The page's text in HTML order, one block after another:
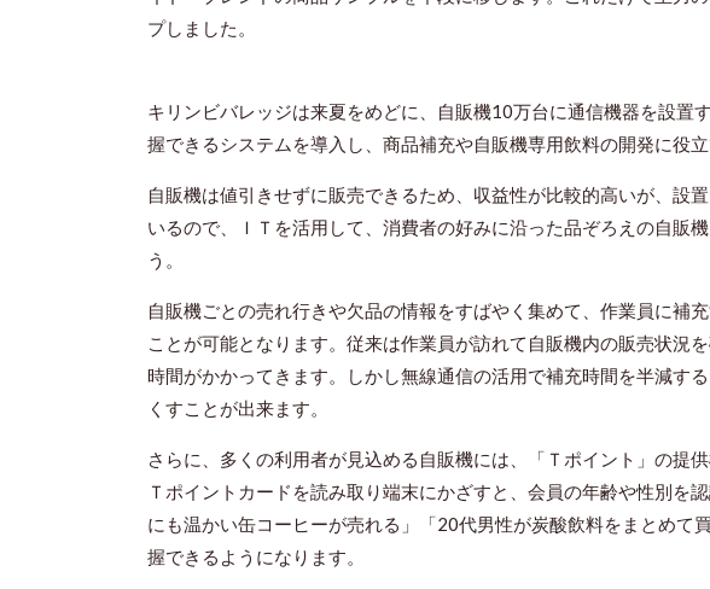
プしました。
キリンビバレッジは来夏をめどに、自販機10万台に通信機器を設置
握できるシステムを導入し、商品補充や自販機専用飲料の開発に役立
自販機は値引きせずに販売できるため、収益性が比較的高いが、設
いるので、ＩＴを活用して、消費者の好みに沿った品ぞろえの自販
う。
自販機ごとの売れ行きや欠品の情報をすばやく集めて、作業員に補
ことが可能となります。従来は作業員が訪れて自販機内の販売状況
時間がかかってきます。しかし無線通信の活用で補充時間を半減す
くすことが出来ます。
さらに、多くの利用者が見込める自販機には、「Ｔポイント」の提
Ｔポイントカードを読み取り端末にかざすと、会員の年齢や性別を
にも温かい缶コーヒーが売れる」「20代男性が炭酸飲料をまとめて
握できるようになります。